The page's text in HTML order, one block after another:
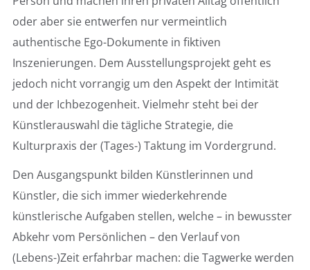
oder aber sie entwerfen nur vermeintlich
authentische Ego-Dokumente in fiktiven
Inszenierungen. Dem Ausstellungsprojekt geht es
jedoch nicht vorrangig um den Aspekt der Intimität
und der Ichbezogenheit. Vielmehr steht bei der
Künstlerauswahl die tägliche Strategie, die
Kulturpraxis der (Tages-) Taktung im Vordergrund.
Den Ausgangspunkt bilden Künstlerinnen und
Künstler, die sich immer wiederkehrende
künstlerische Aufgaben stellen, welche – in bewusster
Abkehr vom Persönlichen – den Verlauf von
(Lebens-)Zeit erfahrbar machen: die Tagwerke werden